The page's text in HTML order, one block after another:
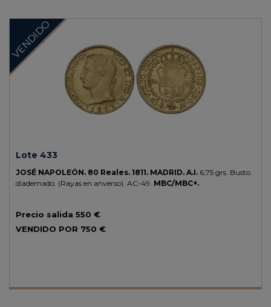
VENDIDO
Lote 433
JOSÉ NAPOLEÓN. 80 Reales. 1811. MADRID. A.I. 6,75 grs. Busto
diademado. (Rayas en anverso). AC-49. MBC/MBC+.
Precio salida 550 €
VENDIDO POR 750 €